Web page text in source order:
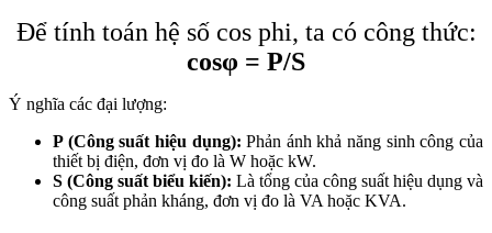
Để tính toán hệ số cos phi, ta có công thức:
cosφ = P/S
Ý nghĩa các đại lượng:
P (Công suất hiệu dụng): Phản ánh khả năng sinh công của
thiết bị điện, đơn vị đo là W hoặc kW.
S (Công suất biểu kiến): Là tổng của công suất hiệu dụng và
công suất phản kháng, đơn vị đo là VA hoặc KVA.